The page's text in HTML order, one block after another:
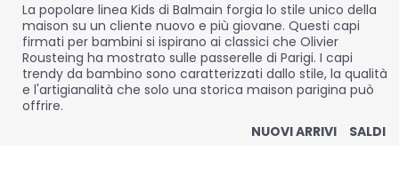
La popolare linea Kids di Balmain forgia lo stile unico della
maison su un cliente nuovo e più giovane. Questi capi
firmati per bambini si ispirano ai classici che Olivier
Rousteing ha mostrato sulle passerelle di Parigi. I capi
trendy da bambino sono caratterizzati dallo stile, la qualità
e l'artigianalità che solo una storica maison parigina può
offrire.
NUOVI ARRIVI
SALDI